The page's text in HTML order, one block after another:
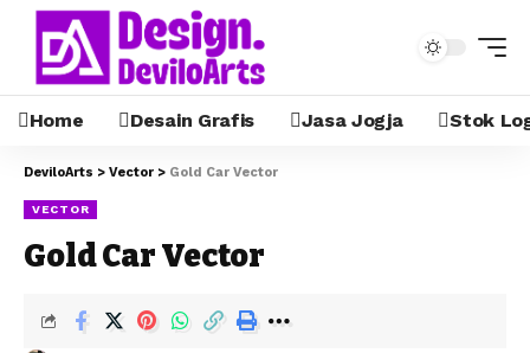
Home Desain Grafis Jasa Jogja Stok
DeviloArts > Vector > Gold Car Vector
VECTOR
Gold Car Vector